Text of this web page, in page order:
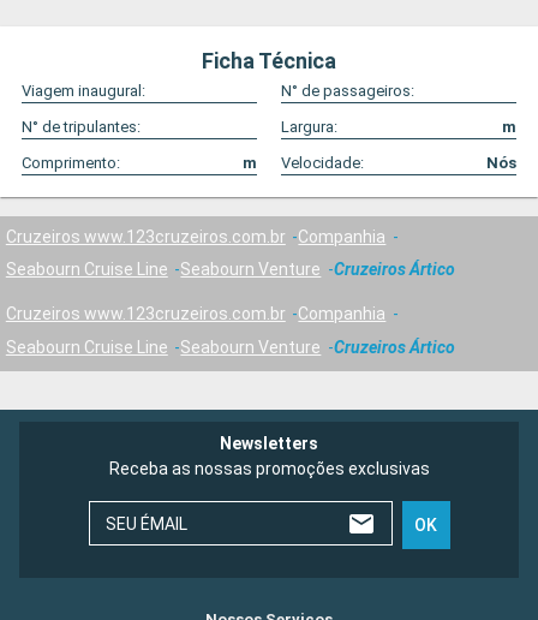
Ficha Técnica
Viagem inaugural:
N° de passageiros:
N° de tripulantes:
Largura:
m
Comprimento:
m Velocidade: Nós
Cruzeiros www.123cruzeiros.com.br
Companhia
Seabourn Cruise Line
Seabourn Venture Cruzeiros Ártico
Cruzeiros www.123cruzeiros.com.br
Companhia
Seabourn Cruise Line
Seabourn Venture Cruzeiros Ártico
Newsletters
Receba as nossas promoções exclusivas
SEU ÉMAIL OK